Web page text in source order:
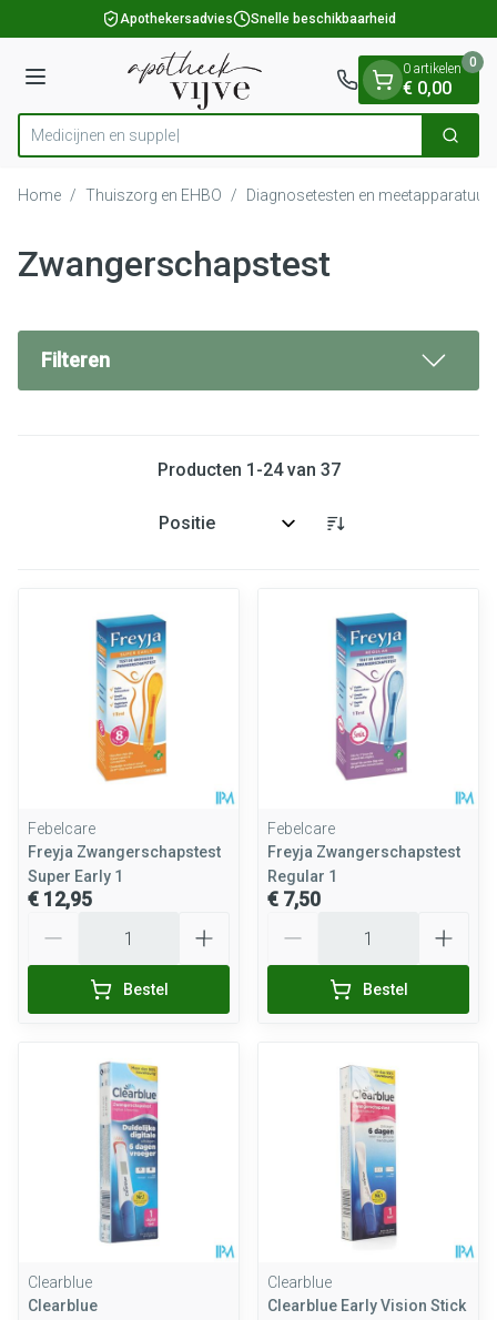
Ga naar de inhoudApothekersadvies Snelle beschikbaarheid
Menu
Product, merk, categorie...
M Zoek
0 artikelen
€ 0,00
0
Home / Thuiszorg en EHBO / Diagnosetesten en meetapparatuur
Zwangerschapstest
Filteren
Producten 1 -24van 37
Sorteer op:
Febelcare
Freyja Zwangerschapstest
Super Early 1
€ 12,95
Bestel
Febelcare
Freyja Zwangerschapstest
Regular 1
€ 7,50
Bestel
Clearblue
Clearblue
Clearblue
Clearblue Early Vision Stick